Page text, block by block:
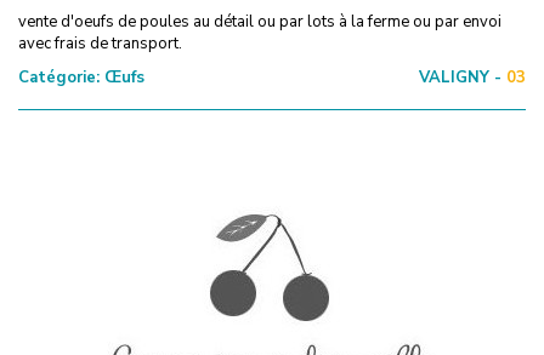
vente d'oeufs de poules au détail ou par lots à la ferme ou par envoi
avec frais de transport.
Catégorie: Œufs VALIGNY - 03